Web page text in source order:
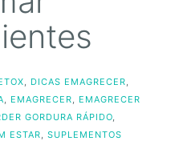
DICAS EMAGRECER
EMAGRECER
EMAGRECER
GORDURA RÁPIDO
ESTAR SUPLEMENTOS